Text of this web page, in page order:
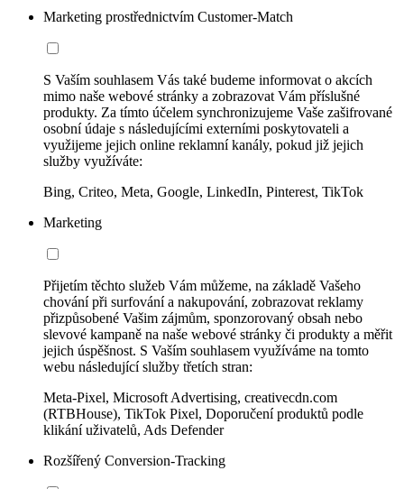
Marketing prostřednictvím Customer-Match
S Vaším souhlasem Vás také budeme informovat o akcích
mimo naše webové stránky a zobrazovat Vám příslušné
produkty. Za tímto účelem synchronizujeme Vaše zašifrované
osobní údaje s následujícími externími poskytovateli a
využijeme jejich online reklamní kanály, pokud již jejich
služby využíváte:
Bing, Criteo, Meta, Google, LinkedIn, Pinterest, TikTok
Marketing
Přijetím těchto služeb Vám můžeme, na základě Vašeho
chování při surfování a nakupování, zobrazovat reklamy
přizpůsobené Vašim zájmům, sponzorovaný obsah nebo
slevové kampaně na naše webové stránky či produkty a měřit
jejich úspěšnost. S Vaším souhlasem využíváme na tomto
webu následující služby třetích stran:
Meta-Pixel, Microsoft Advertising, creativecdn.com
(RTBHouse), TikTok Pixel, Doporučení produktů podle
klikání uživatelů, Ads Defender
Rozšířený Conversion-Tracking